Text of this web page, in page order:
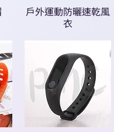
戶外運動防曬速乾風
衣